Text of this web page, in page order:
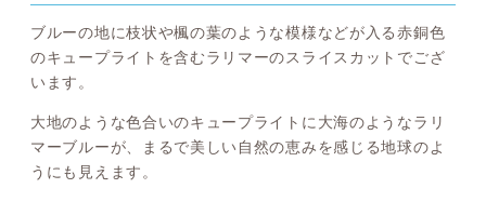
ブルーの地に枝状や楓の葉のような模様などが入る赤銅色
のキュープライトを含むラリマーのスライスカットでござ
います。
大地のような色合いのキュープライトに大海のようなラリ
マーブルーが、まるで美しい自然の恵みを感じる地球のよ
うにも見えます。